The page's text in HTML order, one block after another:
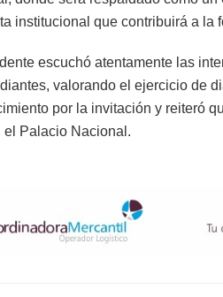
institucional que contribuirá a la
escuchó atentamente las
valorando el ejercicio de
por la invitación y reiteró
el Palacio Nacional.